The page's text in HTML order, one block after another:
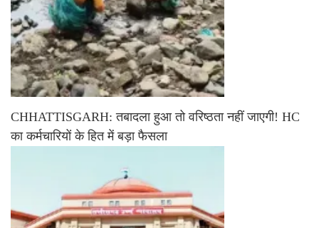
CHHATTISGARH: तबादला हुआ तो वरिष्ठता नहीं जाएगी! HC
का कर्मचारियों के हित में बड़ा फैसला